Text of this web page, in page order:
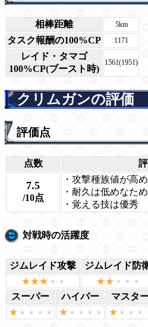
相棒距離 5km
タスク報酬の100%CP 1171
レイド・タマゴ
100%CP(ブースト時)
1561(1951)
クリムガンの評価
評価点
点数
7.5
/10点
・攻撃種族値が高め
・耐久は低めなた
・覚える技は優秀
対戦時の活躍度
ジムレイド攻撃 ジムレイド防
スーパー ハイパー マスタ